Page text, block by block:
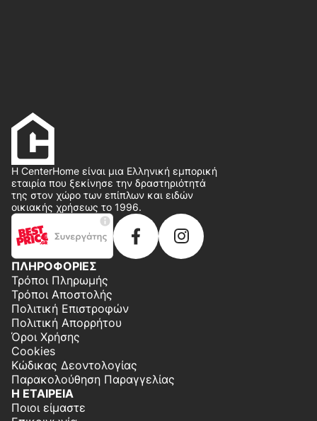
Η CenterHome είναι μια Ελληνική εμπορική
εταιρία που ξεκίνησε την δραστηριότητά
της στον χώρο των επίπλων και ειδών
οικιακής χρήσεως το 1996.
ΠΛΗΡΟΦΟΡΙΕΣ
Τρόποι Πληρωμής
Τρόποι Αποστολής
Πολιτική Επιστροφών
Πολιτική Απορρήτου
Όροι Χρήσης
Cookies
Κώδικας Δεοντολογίας
Παρακολούθηση Παραγγελίας
Η ΕΤΑΙΡΕΙΑ
Ποιοι είμαστε